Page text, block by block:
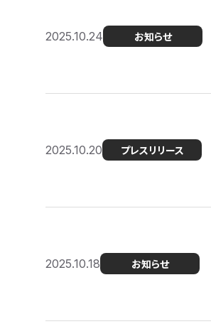
2025.10.24 お知らせ
2025.10.20 プレスリリース
2025.10.18 お知らせ